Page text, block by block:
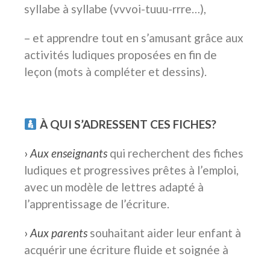
syllabe à syllabe (vvvoi-tuuu-rrre…),
– et apprendre tout en s’amusant grâce aux
activités ludiques proposées en fin de
leçon (mots à compléter et dessins).
À QUI S’ADRESSENT CES FICHES?
› Aux enseignants qui recherchent des fiches
ludiques et progressives prêtes à l’emploi,
avec un modèle de lettres adapté à
l’apprentissage de l’écriture.
› Aux parents souhaitant aider leur enfant à
acquérir une écriture fluide et soignée à